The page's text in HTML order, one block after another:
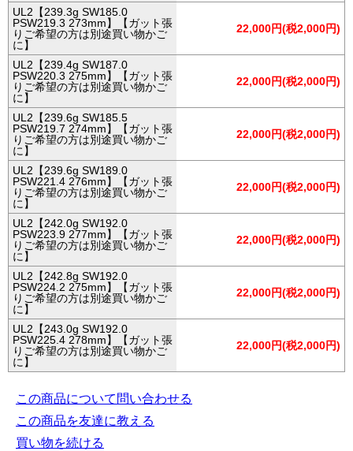
UL2【239.3g SW185.0
PSW219.3 273mm】【ガット張
りご希望の方は別途買い物かご
に】
22,000円(税2,000円)
UL2【239.4g SW187.0
PSW220.3 275mm】【ガット張
りご希望の方は別途買い物かご
に】
22,000円(税2,000円)
UL2【239.6g SW185.5
PSW219.7 274mm】【ガット張
りご希望の方は別途買い物かご
に】
22,000円(税2,000円)
UL2【239.6g SW189.0
PSW221.4 276mm】【ガット張
りご希望の方は別途買い物かご
に】
22,000円(税2,000円)
UL2【242.0g SW192.0
PSW223.9 277mm】【ガット張
りご希望の方は別途買い物かご
に】
22,000円(税2,000円)
UL2【242.8g SW192.0
PSW224.2 275mm】【ガット張
りご希望の方は別途買い物かご
に】
22,000円(税2,000円)
UL2【243.0g SW192.0
PSW225.4 278mm】【ガット張
りご希望の方は別途買い物かご
に】
22,000円(税2,000円)
この商品について問い合わせる
この商品を友達に教える
買い物を続ける